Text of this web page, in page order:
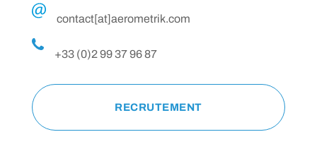
contact[at]aerometrik.com
+33 (0)2 99 37 96 87
RECRUTEMENT